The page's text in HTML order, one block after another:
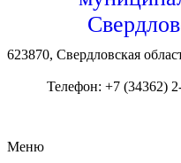
623870, Свердловская
Телефон: +7 (34362)
Меню